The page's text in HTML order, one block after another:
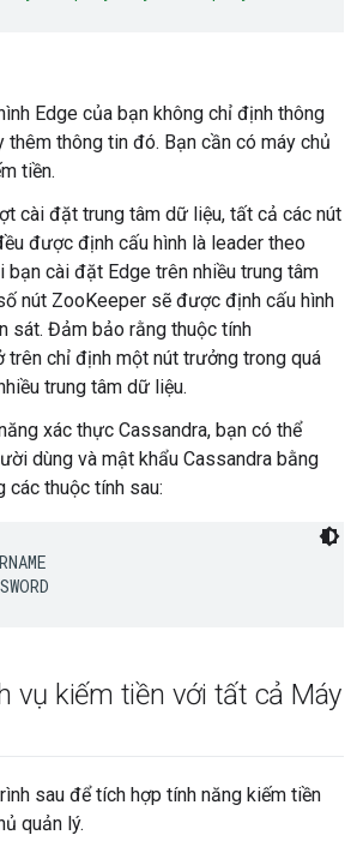
Edge của bạn không chỉ định thông
thêm thông tin đó. Bạn cần có máy chủ
tiền.
cài đặt trung tâm dữ liệu, tất cả các nút
được định cấu hình là leader theo
bạn cài đặt Edge trên nhiều trung tâm
nút ZooKeeper sẽ được định cấu hình
sát. Đảm bảo rằng thuộc tính
trên chỉ định một nút trưởng trong quá
trung tâm dữ liệu.
xác thực Cassandra, bạn có thể
dùng và mật khẩu Cassandra bằng
các thuộc tính sau:
vụ kiếm tiền với tất cả Máy
sau để tích hợp tính năng kiếm tiền
quản lý.